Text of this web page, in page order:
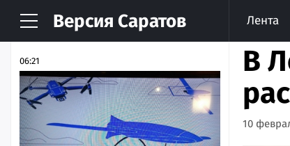
Версия Саратов Лента
НОВОСТИ АРХИВ
06:21
В
10